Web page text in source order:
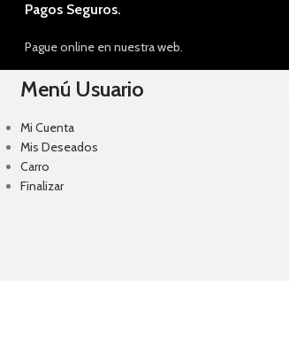
Pagos Seguros.
Pague online en nuestra web.
Menú Usuario
Mi Cuenta
Mis Deseados
Carro
Finalizar